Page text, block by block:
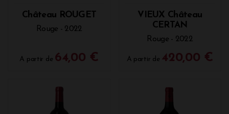
Château ROUGET
Rouge - 2022
A partir de 64,00 €
VIEUX Château
CERTAN
Rouge - 2022
A partir de 420,00 €